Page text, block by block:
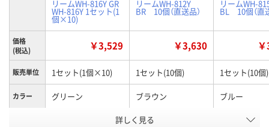
リームWH-816Y GR
WH-816Y 1セット(1
個×10)
リームWH-812Y
BR 10個（直送品）
リームWH-
BL 10個（直
価格
(税込)
￥3,529 ￥3,630
販売単位 1セット(1個×10) 1セット(10個) 1セット(10個)
カラー グリーン ブラウン ブルー
BR
詳しく見る